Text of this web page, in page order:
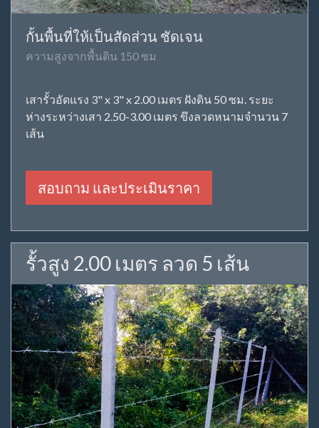
กั้นพื้นที่ให้เป็นสัดส่วน ชัดเจน
ความสูงจากพื้นดิน 150 ซม
เสารั้วอัดแรง 3" x 3" x 2.00 เมตร ฝังดิน 50 ซม. ระยะ
ห่างระหว่างเสา 2.50-3.00 เมตร ขึงลวดหนามจำนวน 7
เส้น
สอบถาม และประเมินราคา
รั้วสูง 2.00 เมตร ลวด 5 เส้น